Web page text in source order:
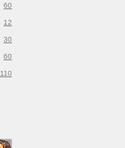
60
12
30
60
110